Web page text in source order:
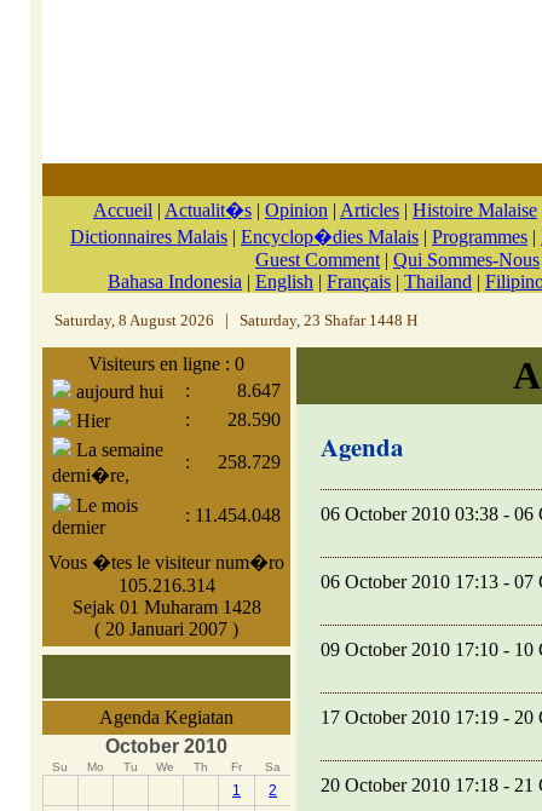
Accueil | Actualit�s | Opinion | Articles | Histoire Malaise
Dictionnaires Malais | Encyclop�dies Malais | Programmes |
Guest Comment | Qui Sommes-Nous
Bahasa Indonesia | English | Français | Thailand |
Saturday, 8 August 2026 Saturday, 23 Shafar 1448 H
Visiteurs en ligne : 0
aujourd hui
:
8.647
Hier
:
28.590
La semaine
derni�re,
: 258.729
Le mois
dernier
: 11.454.048
Vous �tes le visiteur num�ro
105.216.314
Sejak 01 Muharam 1428
( 20 Januari 2007 )
Agenda Kegiatan
October 2010
Su Mo Tu We Th Fr Sa
1
2
Agenda
06 October 2010 03:38 - 06
06 October 2010 17:13 - 07
09 October 2010 17:10 - 10
17 October 2010 17:19 - 20
20 October 2010 17:18 - 21